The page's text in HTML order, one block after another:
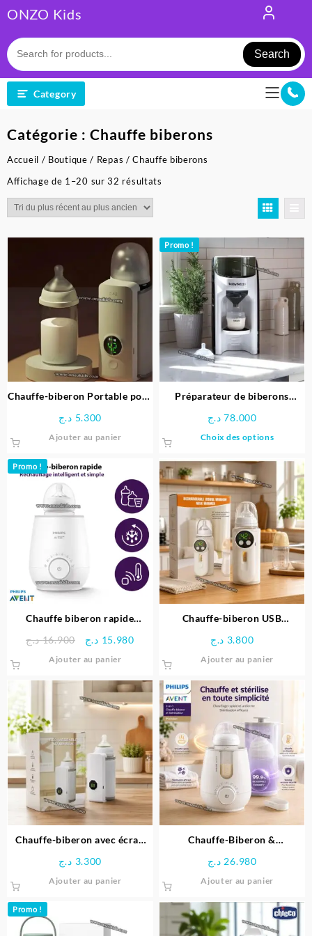
to
content
ONZO Kids
Search
Category
Catégorie : Chauffe biberons
Accueil / Boutique / Repas / Chauffe biberons
Affichage de 1–20 sur 32 résultats
au
plus
ancien
Chauffe-biberon Portable pour
5.300 د.ج
Ajouter au panier
Promo !
Préparateur de biberons
78.000 د.ج
Choix des options
a
Les
options
être
sur
la
du
Promo !
Chauffe biberon rapide
16.900 د.ج
Le
était :
15.980 د.ج
Le
est :
15.980 د.ج.
Ajouter au panier
Chauffe-biberon USB
3.800 د.ج
Ajouter au panier
Chauffe-biberon avec écran
3.300 د.ج
Ajouter au panier
Chauffe-Biberon &
– Philips Avent
26.980 د.ج
Ajouter au panier
Promo !